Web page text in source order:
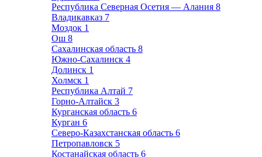
Республика Северная Осетия — Алания 8
Владикавказ 7
Моздок 1
Ош 8
Сахалинская область 8
Южно-Сахалинск 4
Долинск 1
Холмск 1
Республика Алтай 7
Горно-Алтайск 3
Курганская область 6
Курган 6
Северо-Казахстанская область 6
Петропавловск 5
Костанайская область 6